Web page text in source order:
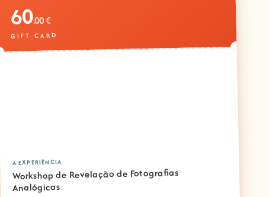
60.00 €
GIFT CARD
A EXPERIÊNCIA
Workshop de Revelação de Fotografias
Analógicas